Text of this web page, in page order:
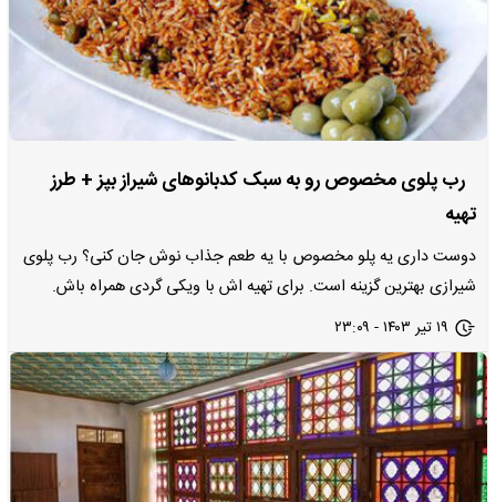
رب پلوی مخصوص رو به سبک کدبانوهای شیراز بپز + طرز
تهیه
دوست داری یه پلو مخصوص با یه طعم جذاب نوش جان کنی؟ رب پلوی
شیرازی بهترین گزینه است. برای تهیه اش با ویکی گردی همراه باش.
۱۹ تیر ۱۴۰۳ - ۲۳:۰۹